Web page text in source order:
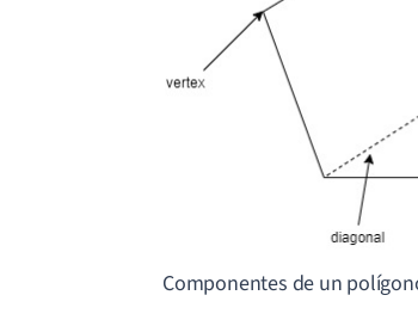
Componentes de un